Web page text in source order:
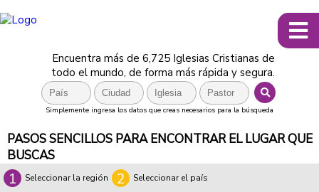
Encuentra más de 6,725 Iglesias Cristianas de
todo el mundo, de forma más rápida y segura.
Simplemente ingresa los datos que creas necesarios para la búsqueda
PASOS SENCILLOS PARA ENCONTRAR EL LUGAR QUE
BUSCAS
1 Seleccionar la región 2 Seleccionar el país